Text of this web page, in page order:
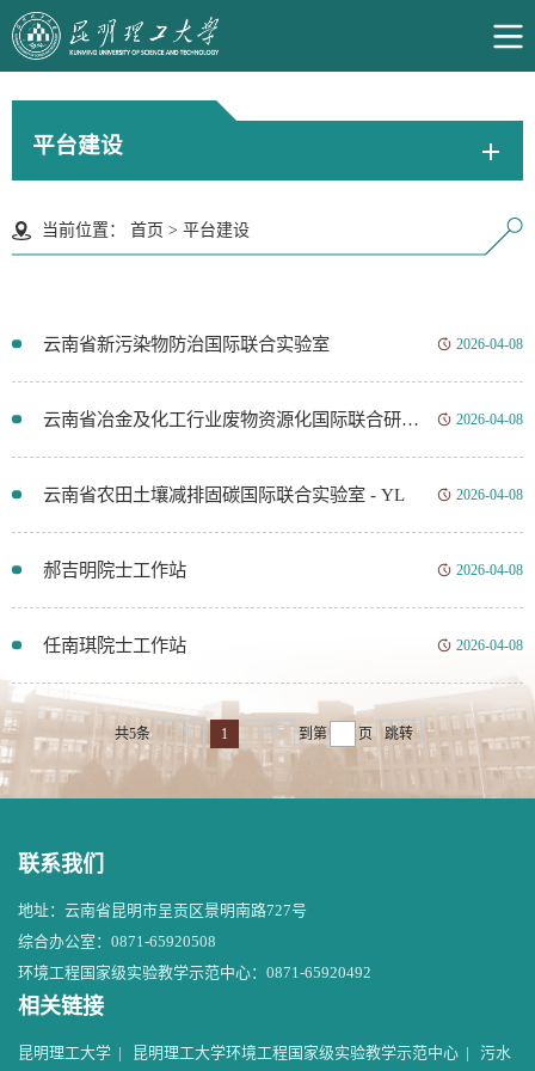
平台建设
当前位置： 首页 > 平台建设
云南省新污染物防治国际联合实验室 2026-04-08
云南省冶金及化工行业废物资源化国际联合研发中心_v2.1_251226 2026-04-08
云南省农田土壤减排固碳国际联合实验室 - YL 2026-04-08
郝吉明院士工作站 2026-04-08
任南琪院士工作站 2026-04-08
共5条 上页 1 下页 到第 页 跳转
联系我们
地址：云南省昆明市呈贡区景明南路727号
综合办公室：0871-65920508
环境工程国家级实验教学示范中心：0871-65920492
相关链接
昆明理工大学 | 昆明理工大学环境工程国家级实验教学示范中心 | 污水